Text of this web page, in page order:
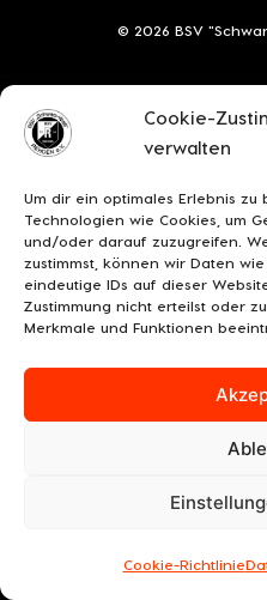
Cookie-
verwalten
Um dir ein optimales Erlebnis
Technologien wie Cookies, um
und/oder darauf zuzugreifen.
zustimmst, können wir Daten
eindeutige IDs auf dieser
Zustimmung nicht erteilst oder
Merkmale und Funktionen
Cookie-Richtlinie
© 2026 BSV